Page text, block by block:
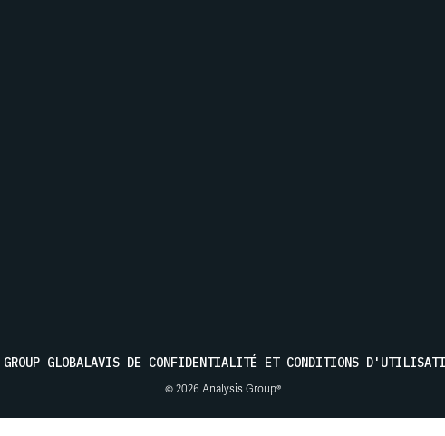
GLOBALAVIS DE CONFIDENTIALITÉ ET CONDITIONS
© 2026 Analysis Group®